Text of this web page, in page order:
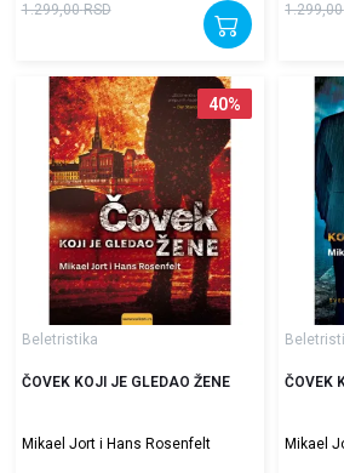
1.299,00 RSD 1.299,00
40%
Beletristika
ČOVEK KOJI JE GLEDAO ŽENE
Mikael Jort i Hans Rosenfelt
ČOVEK
Mikael